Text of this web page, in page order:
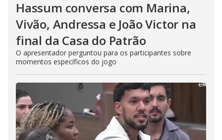
Hassum conversa com Marina,
Vivão, Andressa e João Victor na
final da Casa do Patrão
O apresentador perguntou para os participantes sobre
momentos específicos do jogo